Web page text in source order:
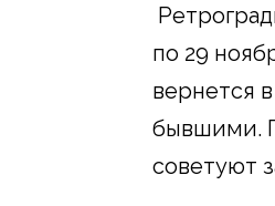
по 29
вернется
бывшими.
советуют